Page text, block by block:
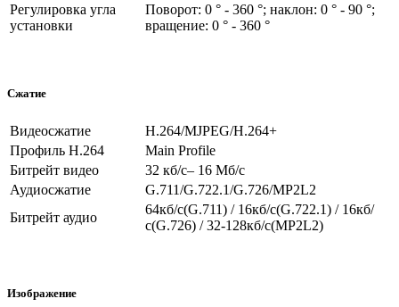
Регулировка угла
установки
Поворот: 0 ° - 360 °; наклон: 0 ° - 90 °;
вращение: 0 ° - 360 °
Сжатие
Видеосжатие
H.264/MJPEG/H.264+
Профиль H.264
Main Profile
Битрейт видео
32 кб/с– 16 Мб/с
Аудиосжатие
G.711/G.722.1/G.726/MP2L2
Битрейт аудио
64кб/с(G.711) / 16кб/с(G.722.1) / 16кб/
с(G.726) / 32-128кб/с(MP2L2)
Изображение